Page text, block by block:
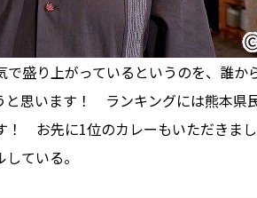
盛り上がっているというのを、誰か
と思います！ ランキングには熊本県
！ お先に1位のカレーもいただきま
ている。